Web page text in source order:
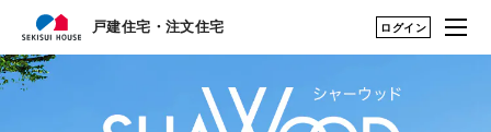
戸建住宅・注文住宅 ログイン
戸建住宅・注文住宅
はじめての家づくり 構法・性能を知る TOP